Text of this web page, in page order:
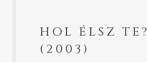
HOL ÉLSZ TE?
(2003)